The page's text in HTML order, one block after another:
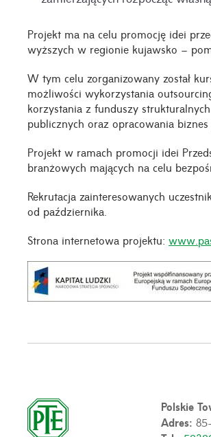
Projekt ma na celu promocję idei
wyższych w regionie kujawsko –
W tym celu zorganizowany został
możliwości wykorzystania
korzystania z funduszy
publicznych oraz opracowania biznes
Projekt w ramach promocji idei
branżowych mających na celu
Rekrutacja zainteresowanych
od października.
Strona internetowa projektu:
Polskie
Adres: